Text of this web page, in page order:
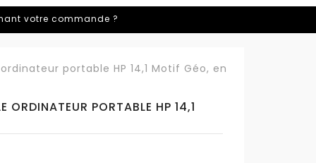
votre commande ?
portable HP 14,1 Motif Géo, en
ORDINATEUR PORTABLE HP 14,1